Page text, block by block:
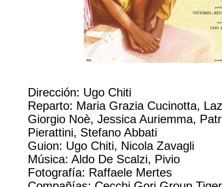
Dirección: Ugo Chiti
Reparto: Maria Grazia Cucinotta,
Giorgio Noè, Jessica Auriemma,
Pierattini, Stefano Abbati
Guion: Ugo Chiti, Nicola Zavagli
Música: Aldo De Scalzi, Pivio
Fotografía: Raffaele Mertes